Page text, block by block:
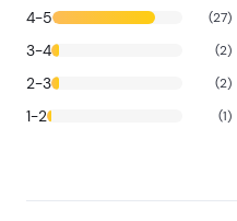
4-5 (27)
3-4 (2)
2-3 (2)
1-2 (1)